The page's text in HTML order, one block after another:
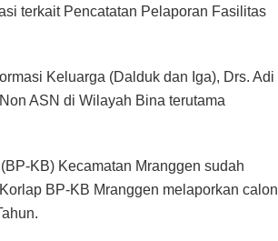
terkait Pencatatan Pelaporan Fasilitas
Keluarga (Dalduk dan Iga), Drs. Adi
ASN di Wilayah Bina terutama
KB) Kecamatan Mranggen sudah
BP-KB Mranggen melaporkan calon